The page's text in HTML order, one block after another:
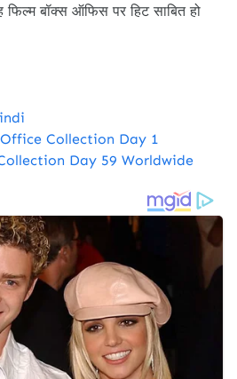
बॉक्स ऑफिस पर हिट साबित हो
Collection Day 1
Day 59 Worldwide